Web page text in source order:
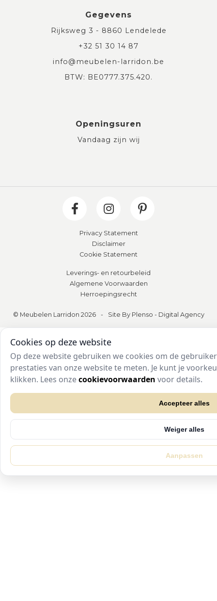
Gegevens
Rijksweg 3 - 8860 Lendelede
+32 51 30 14 87
info@meubelen-larridon.be
BTW: BE0777.375.420.
Openingsuren
Vandaag zijn wij
Privacy Statement
Disclaimer
Cookie Statement
Leverings- en retourbeleid
Algemene Voorwaarden
Herroepingsrecht
© Meubelen Larridon 2026 - Site By Plenso - Digital Agency
Cookies op deze website
Op deze website gebruiken we cookies om de
prestaties van onze website te meten. Je kunt je
klikken. Lees onzecookievoorwaarden voor details.
Accepteer alles
Weiger alles
Aanpassen